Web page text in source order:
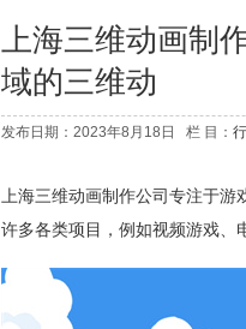
上海三维动画制
域的三维动
发布日期：2023年8月18日 栏 目：
上海三维动画制作公司专注于
许多各类项目，例如视频游戏、